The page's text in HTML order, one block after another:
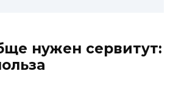
нужен сервитут: